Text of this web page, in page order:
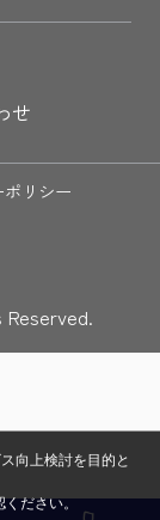
せ
リシー
向上検討を目的と
ください。